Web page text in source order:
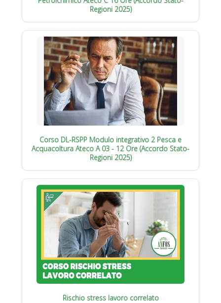
Regioni 2025)
Corso DL-RSPP Modulo integrativo 2 Pesca e
Acquacoltura Ateco A 03 - 12 Ore (Accordo Stato-
Regioni 2025)
Rischio stress lavoro correlato